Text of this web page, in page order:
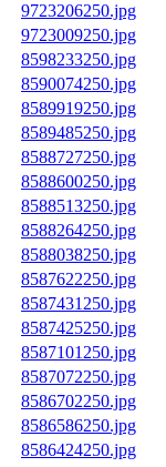
9723206250.jpg
9723009250.jpg
8598233250.jpg
8590074250.jpg
8589919250.jpg
8589485250.jpg
8588727250.jpg
8588600250.jpg
8588513250.jpg
8588264250.jpg
8588038250.jpg
8587622250.jpg
8587431250.jpg
8587425250.jpg
8587101250.jpg
8587072250.jpg
8586702250.jpg
8586586250.jpg
8586424250.jpg